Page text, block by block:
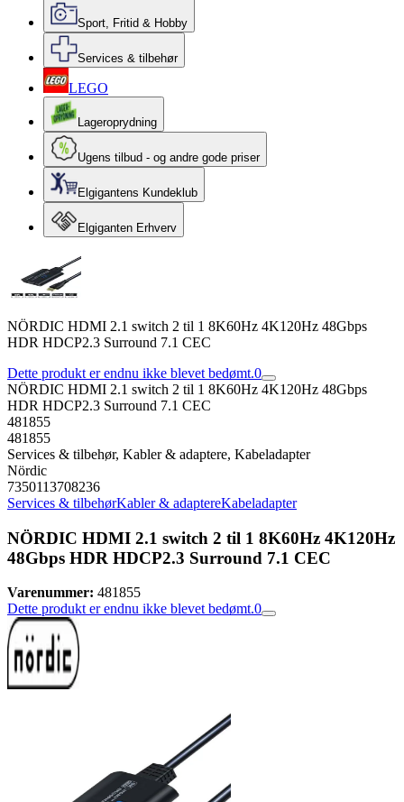
Sport, Fritid & Hobby
Services & tilbehør
LEGO
Lageroprydning
Ugens tilbud - og andre gode priser
Elgigantens Kundeklub
Elgiganten Erhverv
NÖRDIC HDMI 2.1 switch 2 til 1 8K60Hz 4K120Hz 48Gbps
HDR HDCP2.3 Surround 7.1 CEC
Dette produkt er endnu ikke blevet bedømt.0
NÖRDIC HDMI 2.1 switch 2 til 1 8K60Hz 4K120Hz 48Gbps
HDR HDCP2.3 Surround 7.1 CEC
481855
481855
Services & tilbehør, Kabler & adaptere, Kabeladapter
Nördic
7350113708236
Services & tilbehørKabler & adaptereKabeladapter
NÖRDIC HDMI 2.1 switch 2 til 1 8K60Hz 4K120Hz
48Gbps HDR HDCP2.3 Surround 7.1 CEC
Varenummer: 481855
Dette produkt er endnu ikke blevet bedømt.0